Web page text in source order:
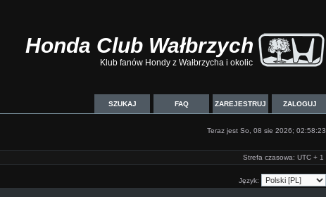
Honda Club Wałbrzych
Klub fanów Hondy z Wałbrzycha i okolic
ZALOGUJ
ZAREJESTRUJ
FAQ
SZUKAJ
Teraz jest So, 08 sie 2026; 02:58:23
Strefa czasowa: UTC + 1
Język: